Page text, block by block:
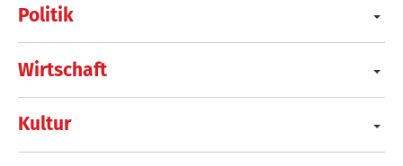
Politik
Wirtschaft
Kultur